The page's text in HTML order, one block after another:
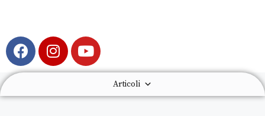
Articoli